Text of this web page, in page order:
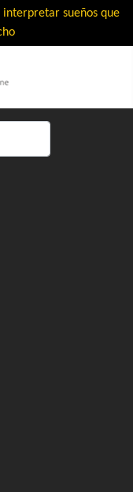
interpretar sueños que